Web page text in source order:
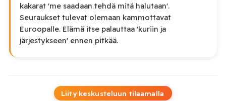
kakarat 'me saadaan tehdä mitä halutaan'.
Seuraukset tulevat olemaan kammottavat
Euroopalle. Elämä itse palauttaa 'kuriin ja
järjestykseen' ennen pitkää.
Liity keskusteluun tilaamalla